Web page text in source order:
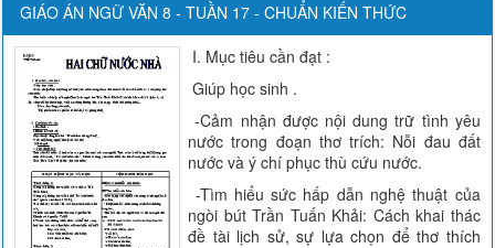
GIÁO ÁN NGỮ VĂN 8 - TUẦN 17 - CHUẨN KIẾN THỨC
I. Mục tiêu cần đạt :
Giúp học sinh .
-Cảm nhận được nội dung trữ tình yêu
nước trong đoạn thơ trích: Nỗi đau đất
nước và ý chí phục thù cứu nước.
-Tìm hiểu sức hấp dẫn nghệ thuật của
ngòi bút Trần Tuấn Khải: Cách khai thác
đề tài lịch sử, sự lựa chọn để thơ thích